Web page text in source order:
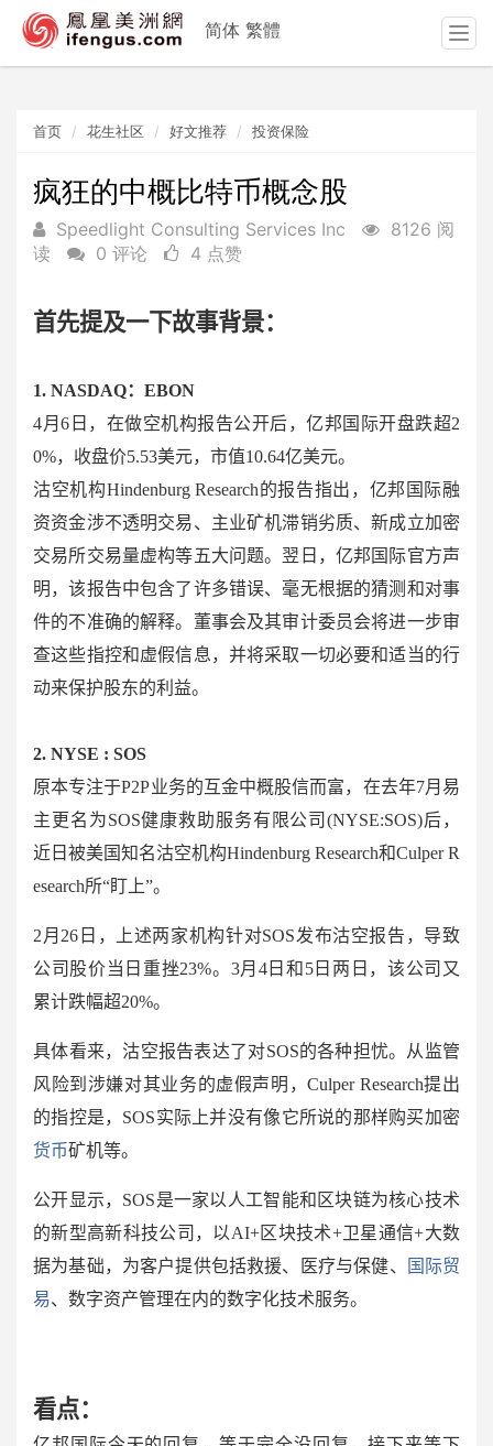
首页 花生社区 好文推荐 投资保险
疯狂的中概比特币概念股
Speedlight Consulting Services Inc
8126 阅
读
0 评论 4 点赞
首先提及一下故事背景：
1. NASDAQ： EBON
4月 6 日，在做空机构报告公开后，亿邦国际开盘跌超2
0%，收盘价5.53美元，市值10.64亿美元。
沽空机构Hindenburg Research的报告指出，亿邦国际融
资资金涉不透明交易、主业矿机滞销劣质、新成立加密
交易所交易量虚构等五大问题。翌日，亿邦国际官方声
明，该报告中包含了许多错误、毫无根据的猜测和对事
件的不准确的解释。董事会及其审计委员会将进一步审
查这些指控和虚假信息，并将采取一切必要和适当的行
动来保护股东的利益。
2. NYSE : SOS
原本专注于P2P业务的互金中概股信而富，在去年7月易
主更名为SOS健康救助服务有限公司(NYSE:SOS)后，
近日被美国知名沽空机构Hindenburg Research和Culper R
esearch所“盯上”。
2 月 26 日，上述两家机构针对SOS发布沽空报告，导致
公司股价当日重挫23%。 3月 4日和 5日两日，该公司又
累计跌幅超20%。
具体看来，沽空报告表达了对SOS的各种担忧。从监管
风险到涉嫌对其业务的虚假声明，Culper Research提出
的指控是， SOS实际上并没有像它所说的那样购买加密
货币矿机等。
公开显示， SOS是一家以 人工智能和区块链为核心技术
的新型高新科技公司，以 AI+区块技术+卫星通信+大数
据为基础，为客户提供包括救援、医疗与保健、
国际贸
易、数字资产管理在内的数字化技术服务。
看点：
简体 繁體
T
o
v